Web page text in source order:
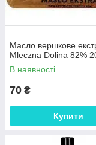
Масло вершкове
Mleczna Dolina 82%
В наявності
70 ₴
Купити